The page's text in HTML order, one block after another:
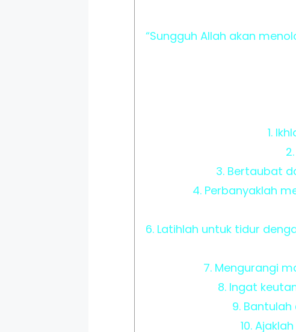
“Sungguh Allah akan
1.
3. Bertaubat
4. Perbanyaklah
6. Latihlah untuk tidur
7. Mengurangi
8. Ingat
9.
10.